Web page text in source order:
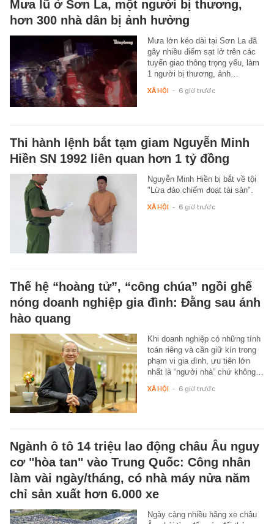
Mưa lũ ở Sơn La, một người bị thương,
hơn 300 nhà dân bị ảnh hưởng
Mưa lớn kéo dài tại Sơn La đã
gây nhiều điểm sạt lở trên các
tuyến giao thông trọng yếu, làm
1 người bị thương, ảnh…
XÃ HỘI - 6 giờ trước
Thi hành lệnh bắt tạm giam Nguyễn Minh
Hiền SN 1992 liên quan hơn 1 tỷ đồng
Nguyễn Minh Hiền bị bắt về tội
"Lừa đảo chiếm đoạt tài sản".
XÃ HỘI - 6 giờ trước
Thế hệ “hoàng tử”, “công chúa” ngồi ghế
nóng doanh nghiệp gia đình: Đằng sau ánh
hào quang
Khi doanh nghiệp có những tính
toán riêng và cần giữ kín trong
phạm vi gia đình, ưu tiên lớn
nhất là “người nhà” chứ không…
XÃ HỘI - 6 giờ trước
Ngành ô tô 14 triệu lao động châu Âu nguy
cơ "hòa tan" vào Trung Quốc: Công nhân
làm vài ngày/tháng, có nhà máy nửa năm
chỉ sản xuất hơn 6.000 xe
Ngày càng nhiều hãng xe châu